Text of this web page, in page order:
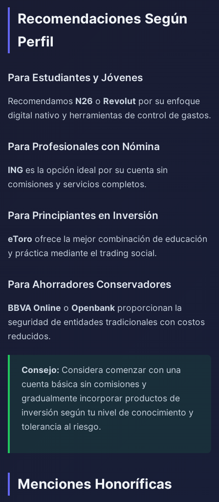
Recomendaciones Según
Perfil
Para Estudiantes y Jóvenes
Recomendamos N26 o Revolut por su enfoque
digital nativo y herramientas de control de gastos.
Para Profesionales con Nómina
ING es la opción ideal por su cuenta sin
comisiones y servicios completos.
Para Principiantes en Inversión
eToro ofrece la mejor combinación de educación
y práctica mediante el trading social.
Para Ahorradores Conservadores
BBVA Online o Openbank proporcionan la
seguridad de entidades tradicionales con costos
reducidos.
Consejo: Considera comenzar con una
cuenta básica sin comisiones y
gradualmente incorporar productos de
inversión según tu nivel de conocimiento y
tolerancia al riesgo.
Menciones Honoríficas